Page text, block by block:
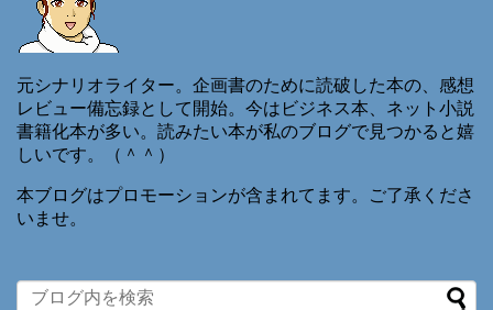
元シナリオライター。企画書のために読破した本の、感想
レビュー備忘録として開始。今はビジネス本、ネット小説
書籍化本が多い。読みたい本が私のブログで見つかると嬉
しいです。（＾＾）
本ブログはプロモーションが含まれてます。ご了承くださ
いませ。